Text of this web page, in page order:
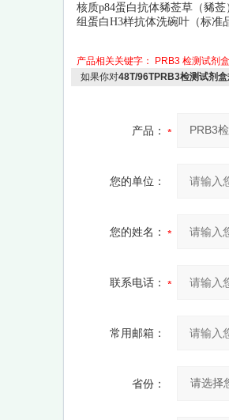
核质p84蛋白抗体豨莶草（豨
组蛋白H3样抗体洗碗叶（标准
产品相关关键字： PRB3 检测试剂盒
如果你对48T/96TPRB3检测试剂盒
产品：
您的单位：
您的姓名：
联系电话：
常用邮箱：
省份：